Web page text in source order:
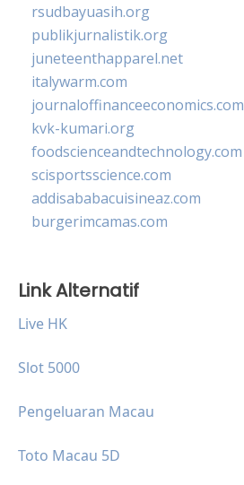
rsudbayuasih.org
publikjurnalistik.org
juneteenthapparel.net
italywarm.com
journaloffinanceeconomics.com
kvk-kumari.org
foodscienceandtechnology.com
scisportsscience.com
addisababacuisineaz.com
burgerimcamas.com
Link Alternatif
Live HK
Slot 5000
Pengeluaran Macau
Toto Macau 5D